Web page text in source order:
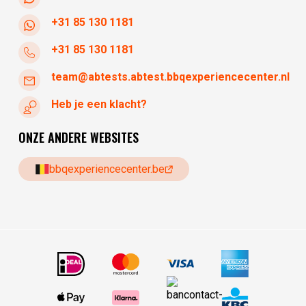
+31 85 130 1181
+31 85 130 1181
team@abtests.abtest.bbqexperiencecenter.nl
Heb je een klacht?
ONZE ANDERE WEBSITES
bbqexperiencecenter.be